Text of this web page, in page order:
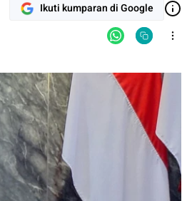
Ikuti kumparan di Google